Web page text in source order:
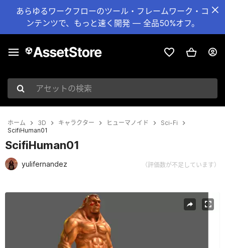
あらゆるワークフローのツール・フレームワーク・コ
ンテンツで、もっと速く開発 — 全品50%オフ。
アセットの検索
ホーム 3D キャラクター ヒューマノイド
Sci-Fi
ScifiHuman01
ScifiHuman01
yulifernandez （評価数が不足しています）
現在のスライド：1 / 5